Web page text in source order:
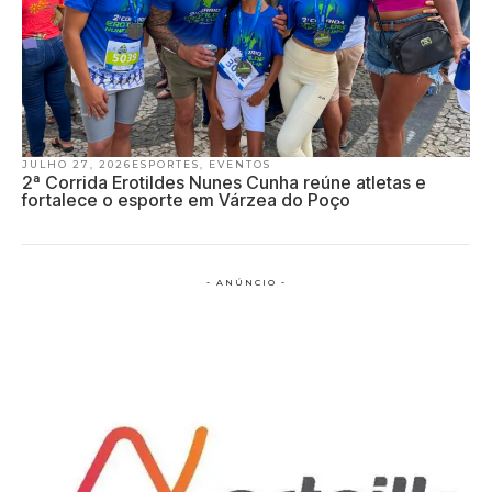
JULHO 27, 2026 ESPORTES EVENTOS
2ª Corrida Erotildes Nunes Cunha reúne atletas e
fortalece o esporte em Várzea do Poço
- ANÚNCIO -